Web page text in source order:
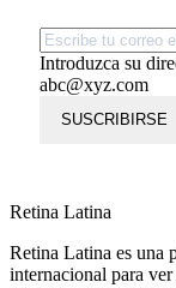
Introduzca su
abc@xyz.com
SUSCRIBIRSE
Retina Latina
Retina Latina es una
internacional para